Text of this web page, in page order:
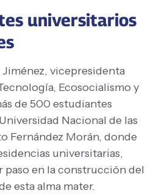
universitarios
Jiménez, vicepresidenta
Ecosocialismo y
de 500 estudiantes
Nacional de las
Fernández Morán, donde
universitarias,
paso en la construcción del
esta alma mater.